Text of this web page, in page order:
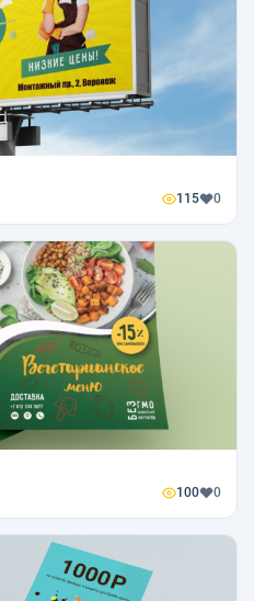
115 0
100 0